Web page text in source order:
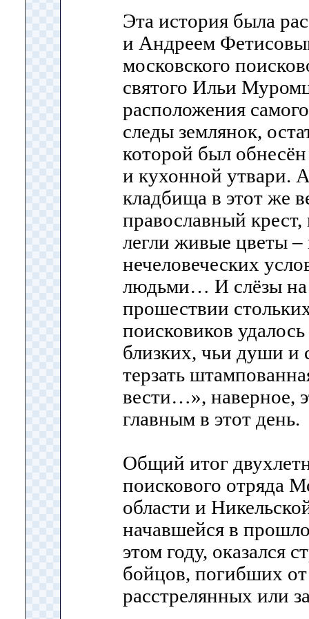
Эта история была
и Андреем
московского
святого Ильи
расположения
следы землянок,
которой был
и кухонной утвари.
кладбища в этот же
православный
легли живые цветы
нечеловеческих
людьми… И слёзы на
прошествии
поисковиков удалось
близких, чьи души и
терзать
вести…», наверное,
главным в этот день.
Общий итог
поискового отряда
области и
начавшейся в
этом году, оказался
бойцов, погибших
расстрелянных или